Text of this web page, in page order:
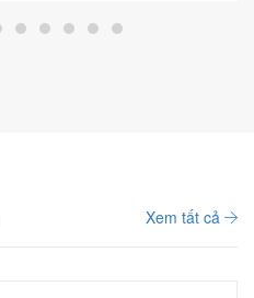
Xem tất cả